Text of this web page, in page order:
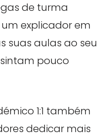
de turma
explicador em
suas aulas ao seu
pouco
1:1 também
dedicar mais